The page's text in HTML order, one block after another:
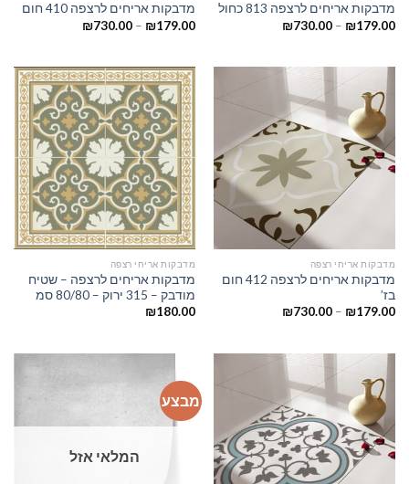
מדבקות אריחים לרצפה 813 כחול
₪179.00
–
₪730.00
מדבקות אריחים לרצפה 410 חום
₪179.00
–
₪730.00
מדבקות אריחי רצפה
מדבקות אריחים לרצפה 412 חום
בז’
₪179.00
–
₪730.00
מדבקות אריחי רצפה
מדבקות אריחים לרצפה – שטיח
מודבק – 315 ירוק – 80/80 סמ
₪180.00
מבצע
המלאי אזל